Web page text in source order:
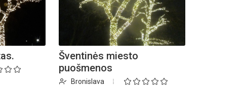
Registracija į eitynes
Šventinės miesto
puošmenos
Bronislava